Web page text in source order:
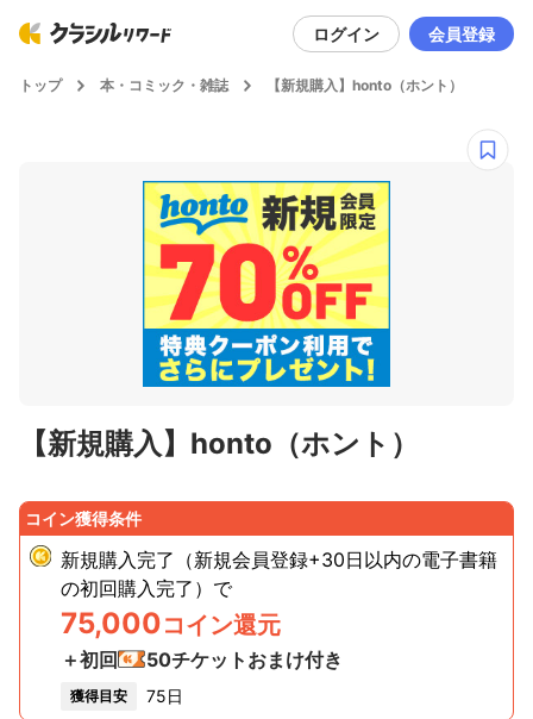
ログイン 会員登録
トップ 本・コミック・雑誌 【新規購入】honto（ホント）
【新規購入】honto（ホント）
コイン獲得条件
新規購入完了（新規会員登録+30日以内の電子書籍
の初回購入完了） で
75,000コイン還元
＋初回 50チケットおまけ付き
獲得目安 75日